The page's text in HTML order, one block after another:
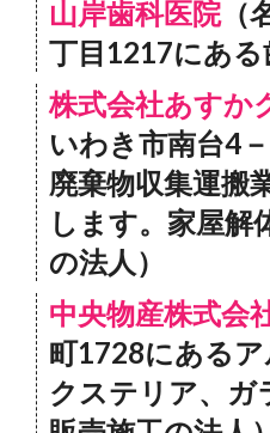
山岸歯科医院（
丁目1217にある
株式会社あすか
いわき市南台4
廃棄物収集運搬
します。家屋解
の法人）
中央物産株式会
町1728にある
クステリア、ガ